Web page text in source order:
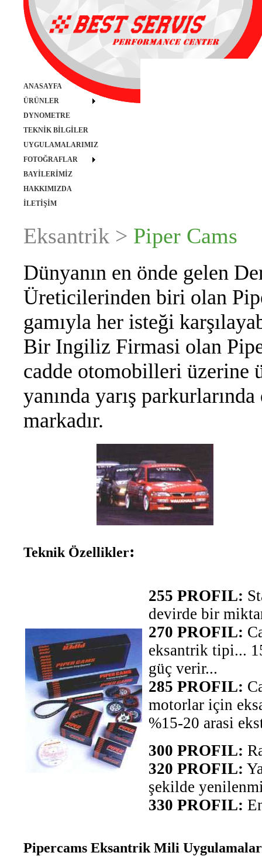
ANASAYFA
ÜRÜNLER
DYNOMETRE
TEKNİK BİLGİLER
UYGULAMALARIMIZ
FOTOĞRAFLAR
BAYİLERİMİZ
HAKKIMIZDA
İLETİŞİM
Eksantrik > Piper Cams
Dünyanın en önde gelen
Üreticilerinden biri olan
gamıyla her isteği
Bir Ingiliz Firmasi olan
cadde otomobilleri üzerine
yanında yarış
markadır.
Teknik Özellikler:
255 PROFIL:
devirde bir
270 PROFIL:
eksantrik tipi...
güç verir...
285 PROFIL:
motorlar için
%15-20 arasi
300 PROFIL:
320 PROFIL:
şekilde
330 PROFIL:
Pipercams Eksantrik Mili